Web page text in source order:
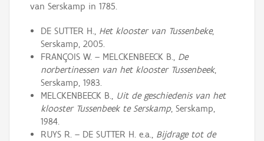
van Serskamp in 1785.
DE SUTTER H., Het klooster van Tussenbeke,
Serskamp, 2005.
FRANÇOIS W. – MELCKENBEECK B., De
norbertinessen van het klooster Tussenbeek,
Serskamp, 1983.
MELCKENBEECK B., Uit de geschiedenis van het
klooster Tussenbeek te Serskamp, Serskamp,
1984.
RUYS R. – DE SUTTER H. e.a., Bijdrage tot de